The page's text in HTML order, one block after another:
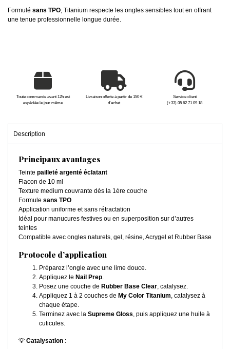
Formulé sans TPO, Titanium respecte les ongles sensibles tout en offrant
une tenue professionnelle longue durée.
Toute commande avant 12h est
expédiée le jour même
Livraison offerte à partir de 150 €
d'achat
Service client
(+33) 05 62 71 09 18
Description
Principaux avantages
Teinte pailleté argenté éclatant
Flacon de 10 ml
Texture medium couvrante dès la 1ère couche
Formule sans TPO
Application uniforme et sans rétractation
Idéal pour manucures festives ou en superposition sur d’autres
teintes
Compatible avec ongles naturels, gel, résine, Acrygel et Rubber Base
Protocole d’application
Préparez l’ongle avec une lime douce.
Appliquez le Nail Prep.
Posez une couche de Rubber Base Clear, catalysez.
Appliquez 1 à 2 couches de My Color Titanium, catalysez à
chaque étape.
Terminez avec la Supreme Gloss, puis appliquez une huile à
cuticules.
💡 Catalysation :